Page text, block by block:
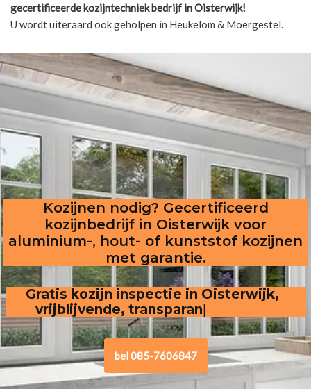
gecertificeerde kozijntechniek bedrijf in Oisterwijk!
U wordt uiteraard ook geholpen in Heukelom & Moergestel.
Kozijnen nodig? Gecertificeerd
kozijnbedrijf in Oisterwijk voor
aluminium-, hout- of kunststof kozijnen
met garantie.
Gratis kozijn inspectie in Oisterwijk,
vrijblijvende, transparante offerte
bel 085-7606847